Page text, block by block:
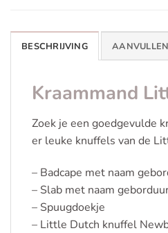
BESCHRIJVING
Kraammand
Zoek je een goedgevulde
er leuke knuffels van de
– Badcape met naam
– Slab met naam
– Spuugdoekje
– Little Dutch knuffel